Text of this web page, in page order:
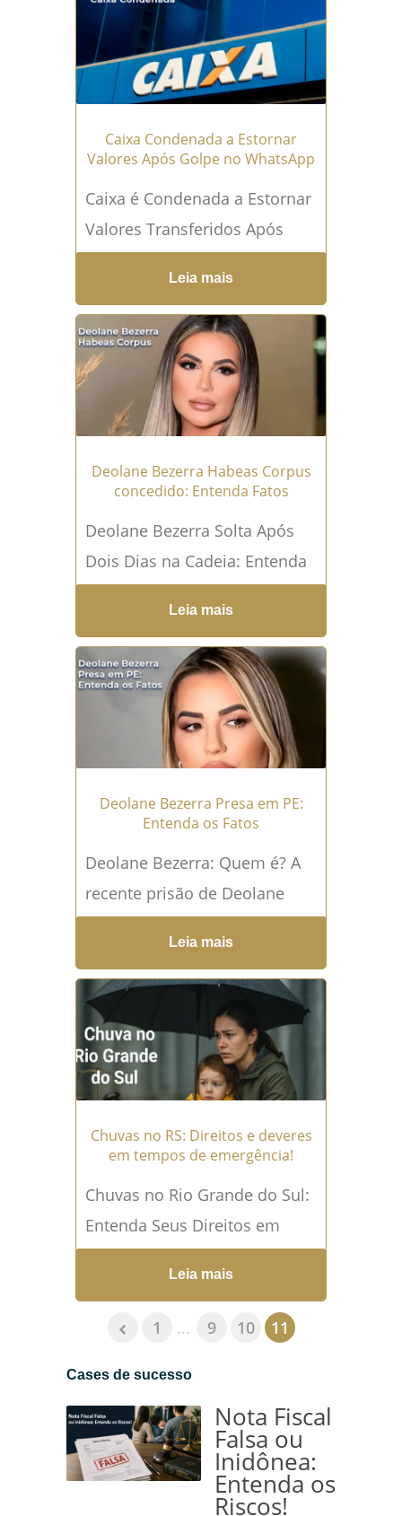
Caixa Condenada a Estornar
Valores Após Golpe no WhatsApp
Caixa é Condenada a Estornar
Valores Transferidos Após
Golpe no WhatsApp A
responsabilidade das
instituições financeiras em
garantir a segurança das
operações...Leia mais →
Leia mais
Deolane Bezerra Habeas Corpus
concedido: Entenda Fatos
Deolane Bezerra Solta Após
Dois Dias na Cadeia: Entenda
os Fatos Deolane Bezerra foi
presa em uma operação
policial, mas obteve
liberdade...Leia mais →
Leia mais
Deolane Bezerra Presa em PE:
Entenda os Fatos
Deolane Bezerra: Quem é? A
recente prisão de Deolane
Bezerra, influenciadora digital
e advogada, causou grande
repercussão na mídia e nas
redes...
Leia mais →
Leia mais
Chuvas no RS: Direitos e deveres
em tempos de emergência!
Chuvas no Rio Grande do Sul:
Entenda Seus Direitos em
Aluguéis e Indenizações Os
desastres climáticos trazem
consigo uma gama de
Leia mais
1 ... 9 10 11
Cases de sucesso
Nota Fiscal
Falsa ou
Inidônea:
Entenda os
Riscos!